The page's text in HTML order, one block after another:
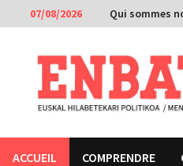
Passer
au
contenu
07/08/2026 Qui sommes
ACCUEIL COMPRENDRE